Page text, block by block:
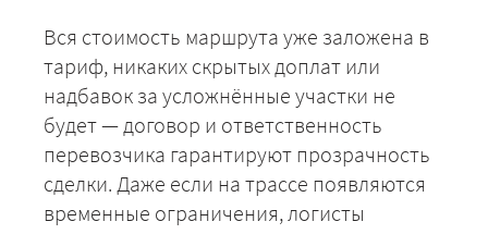
Вся стоимость маршрута уже заложена в
тариф, никаких скрытых доплат или
надбавок за усложнённые участки не
будет — договор и ответственность
перевозчика гарантируют прозрачность
сделки. Даже если на трассе появляются
временные ограничения, логисты